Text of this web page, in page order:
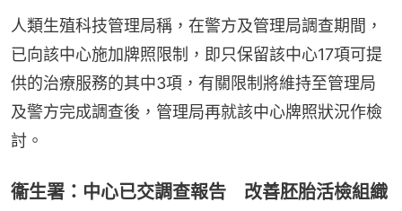
人類生殖科技管理局稱，在警方及管理局調查期間，
已向該中心施加牌照限制，即只保留該中心17項可提
供的治療服務的其中3項，有關限制將維持至管理局
及警方完成調查後，管理局再就該中心牌照狀況作檢
討。
衞生署：中心已交調查報告 改善胚胎活檢組織